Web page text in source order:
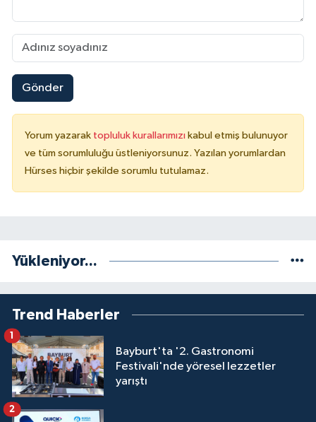
Gönder
Yorum yazarak topluluk kurallarımızı kabul etmiş bulunuyor
ve tüm sorumluluğu üstleniyorsunuz. Yazılan yorumlardan
Hürses hiçbir şekilde sorumlu tutulamaz.
Yükleniyor...
Trend Haberler
Bayburt'ta '2. Gastronomi
Festivali'nde yöresel lezzetler
yarıştı
1
2